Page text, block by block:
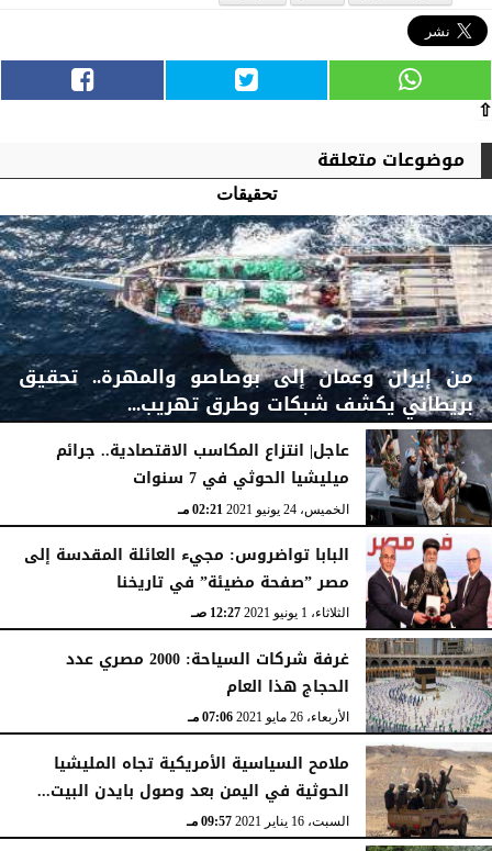
⇧
موضوعات متعلقة
تحقيقات
من إيران وعمان إلى بوصاصو والمهرة.. تحقيق
بريطاني يكشف شبكات وطرق تهريب...
السبت، 12 مارس 2022 02:07 صـ
عاجل| انتزاع المكاسب الاقتصادية.. جرائم
ميليشيا الحوثي في 7 سنوات
الخميس، 24 يونيو 2021 02:21 مـ
البابا تواضروس: مجيء العائلة المقدسة إلى
مصر ”صفحة مضيئة” في تاريخنا
الثلاثاء، 1 يونيو 2021 12:27 صـ
غرفة شركات السياحة: 2000 مصري عدد
الحجاج هذا العام
الأربعاء، 26 مايو 2021 07:06 مـ
ملامح السياسية الأمريكية تجاه المليشيا
الحوثية في اليمن بعد وصول بايدن البيت...
السبت، 16 يناير 2021 09:57 مـ